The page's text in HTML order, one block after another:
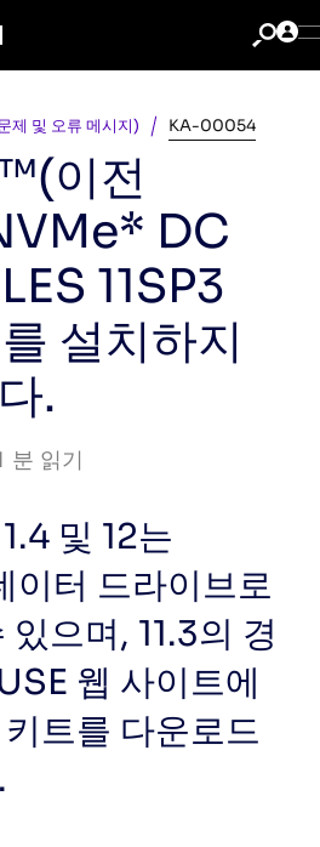
제 및 오류 메시지) KA-00054
이전
DC
11SP3
설치하지
.
분 읽기
및 12는
터 드라이브로
으며, 11.3의 경
웹 사이트에
트를 다운로드